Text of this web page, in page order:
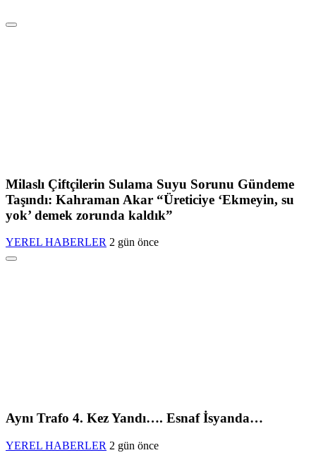
Milaslı Çiftçilerin Sulama Suyu Sorunu Gündeme
Taşındı: Kahraman Akar “Üreticiye ‘Ekmeyin, su
yok’ demek zorunda kaldık”
YEREL HABERLER 2 gün önce
Aynı Trafo 4. Kez Yandı…. Esnaf İsyanda…
YEREL HABERLER 2 gün önce